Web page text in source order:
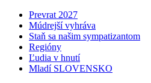
Prevrat 2027
Múdrejší vyhráva
Staň sa našim sympatizantom
Regióny
Ľudia v hnutí
Mladí SLOVENSKO